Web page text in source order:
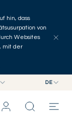
hin, dass
von
Websites
mit der
DE
FR